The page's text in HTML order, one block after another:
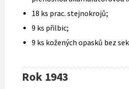
18 ks prac. stejnokrojů;
9 ks přilbic;
9 ks kožených opasků bez
Rok 1943